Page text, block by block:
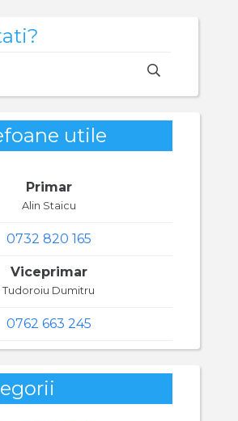
utile
Primar
Alin Staicu
0732 820 165
Viceprimar
Tudoroiu Dumitru
0762 663 245